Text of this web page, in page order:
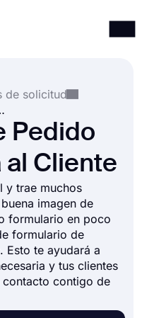
de solicitud
al Cliente
Pedido
Cliente
y trae muchos
imagen de
formulario en poco
formulario de
Esto te ayudará a
y tus clientes
contacto contigo de